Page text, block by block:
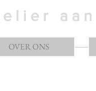
OVER ONS
l i e r a a